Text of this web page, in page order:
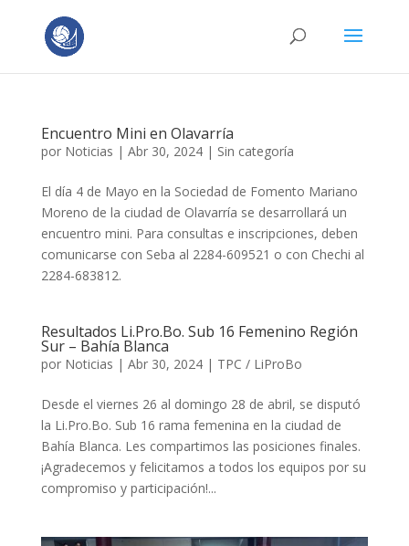
Encuentro Mini en Olavarría
por Noticias | Abr 30, 2024| Sin categoría
El día 4 de Mayo en la Sociedad de Fomento Mariano
Moreno de la ciudad de Olavarría se desarrollará un
encuentro mini. Para consultas e inscripciones, deben
comunicarse con Seba al 2284-609521 o con Chechi al
2284-683812.
Resultados Li.Pro.Bo. Sub 16 Femenino Región
Sur – Bahía Blanca
por Noticias | Abr 30, 2024| TPC / LiProBo
Desde el viernes 26 al domingo 28 de abril, se disputó
la Li.Pro.Bo. Sub 16 rama femenina en la ciudad de
Bahía Blanca. Les compartimos las posiciones finales.
¡Agradecemos y felicitamos a todos los equipos por su
compromiso y participación!...